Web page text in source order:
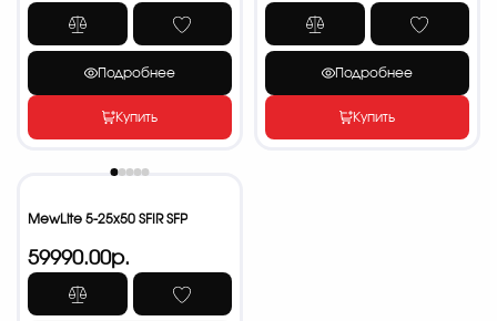
Подробнее
Купить
Подробнее
Купить
MewLite 5-25x50 SFIR SFP
59990.00р.